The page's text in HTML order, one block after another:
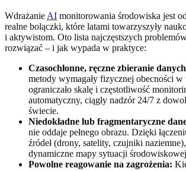
Wdrażanie AI monitorowania środowiska jest
realne bolączki, które latami towarzyszyły
i aktywistom. Oto lista najczęstszych
rozwiązać – i jak wypada w praktyce:
Czasochłonne, ręczne zbieranie
metody wymagały fizycznej obecności w
ograniczało skalę i częstotliwość
automatyczny, ciągły nadzór 24/7 z
świecie.
Niedokładne lub fragmentaryczne
nie oddaje pełnego obrazu. Dzięki
źródeł (drony, satelity, czujniki naziemne),
dynamiczne mapy sytuacji
Powolne reagowanie na zagrożenia: